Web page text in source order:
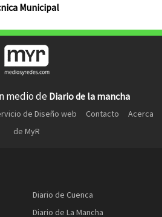
Municipal
medio de Diario de la mancha
de Diseño web Contacto
Acerca
de MyR
Diario de Cuenca
Diario de La Mancha